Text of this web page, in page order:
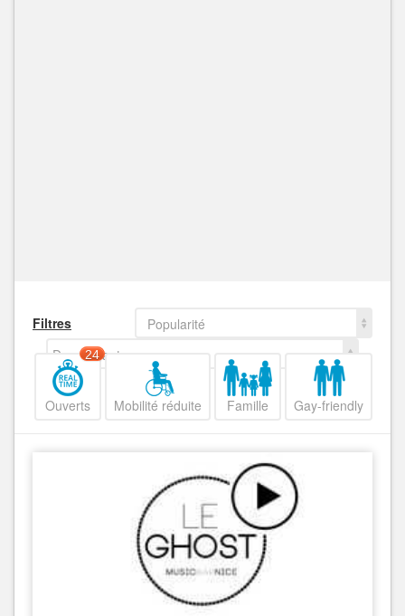
Filtres
Popularité
Decroissant
Ouverts
24
Mobilité réduite Famille Gay-friendly